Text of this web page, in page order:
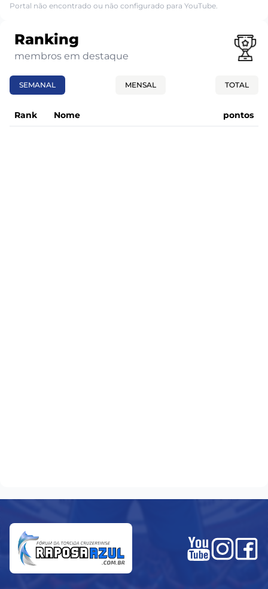
Portal não encontrado ou não configurado para YouTube.
Ranking
membros em destaque
SEMANAL MENSAL TOTAL
Rank Nome pontos